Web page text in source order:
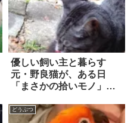
優しい飼い主と暮らす
元・野良猫が、ある日
「まさかの拾いモノ」を
どうぶつ